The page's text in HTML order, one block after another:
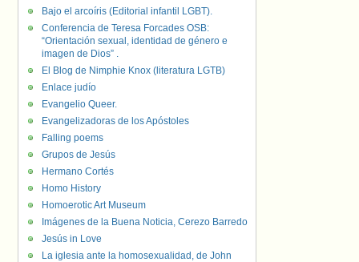
Bajo el arcoíris (Editorial infantil LGBT).
Conferencia de Teresa Forcades OSB:
“Orientación sexual, identidad de género e
imagen de Dios” .
El Blog de Nimphie Knox (literatura LGTB)
Enlace judío
Evangelio Queer.
Evangelizadoras de los Apóstoles
Falling poems
Grupos de Jesús
Hermano Cortés
Homo History
Homoerotic Art Museum
Imágenes de la Buena Noticia, Cerezo Barredo
Jesús in Love
La iglesia ante la homosexualidad, de John